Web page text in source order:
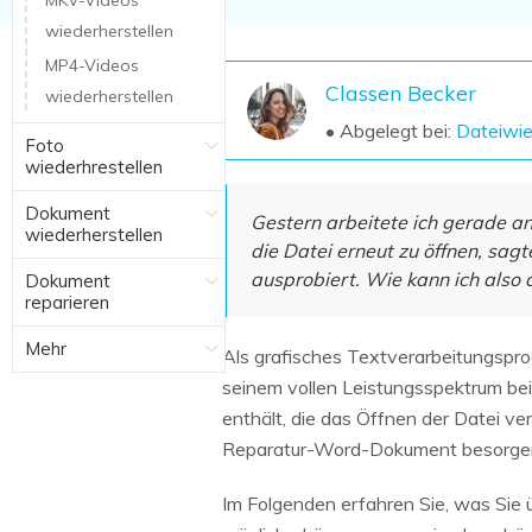
Mac-Papierkorb-Wiederherstellung
Neu
Classen Becker
• Abgelegt bei:
Gestern arbeitete ich gerade
die Datei erneut zu öffnen,
ausprobiert. Wie kann ich also
Als grafisches
seinem vollen Leistungsspektrum
enthält, die das Öffnen der Datei
Reparatur-Word-Dokument
Im Folgenden erfahren Sie, was
wiederherstellen
MP4-Videos
wiederherstellen
Foto
wiederhrestellen
Dokument
wiederherstellen
Dokument
reparieren
Mehr